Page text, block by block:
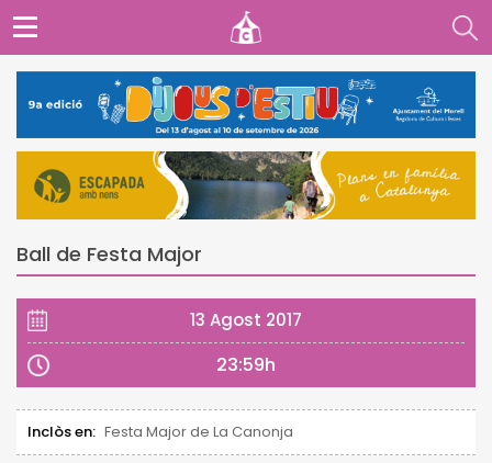
Ball de Festa Major
13 Agost 2017
23:59h
Inclòs en: Festa Major de La Canonja